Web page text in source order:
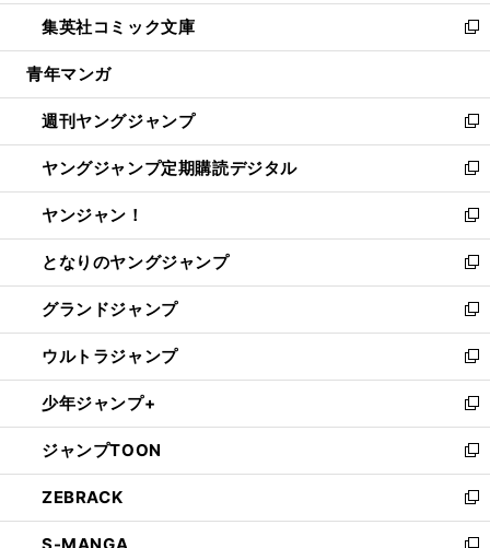
く
ウ
で
開
ン
ド
ウ
開
く
ウ
ィ
ン
ウ
で
開
く
し
い
ウ
ン
ド
ウ
で
開
く
集英社コミック文庫
新
し
ウ
ィ
ン
ド
ウ
で
開
く
青年マンガ
週刊ヤングジャンプ
新
し
い
ウ
ィ
ン
ド
ウ
で
開
く
ヤングジャンプ定期購読デジタル
新
し
い
ウ
ィ
ン
ド
ウ
で
開
く
ヤンジャン！
新
し
い
ウ
ィ
ン
ド
ウ
で
開
く
となりのヤングジャンプ
新
し
い
ウ
ィ
ン
ド
ウ
で
開
く
グランドジャンプ
新
し
い
ウ
ィ
ン
ド
ウ
で
開
く
ウルトラジャンプ
新
し
い
ウ
ィ
ン
ド
ウ
で
少年ジャンプ+
新
し
い
ウ
ィ
ン
ジャンプTOON
新
し
い
ウ
ZEBRACK
新
し
S-MANGA